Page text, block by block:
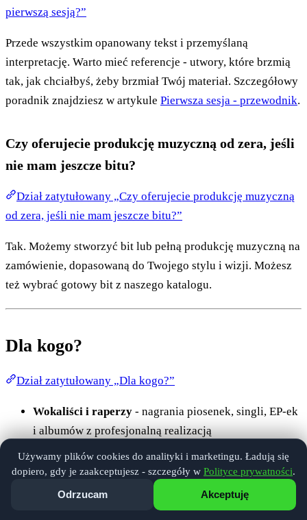
pierwszą sesją?”
Przede wszystkim opanowany tekst i przemyślaną
interpretację. Warto mieć referencje - utwory, które brzmią
tak, jak chciałbyś, żeby brzmiał Twój materiał. Szczegółowy
poradnik znajdziesz w artykule Pierwsza sesja - przewodnik.
Czy oferujecie produkcję muzyczną od zera, jeśli
nie mam jeszcze bitu?
Dział zatytułowany „Czy oferujecie produkcję muzyczną
od zera, jeśli nie mam jeszcze bitu?”
Tak. Możemy stworzyć bit lub pełną produkcję muzyczną na
zamówienie, dopasowaną do Twojego stylu i wizji. Możesz
też wybrać gotowy bit z naszego katalogu.
Dla kogo?
Dział zatytułowany „Dla kogo?”
Wokaliści i raperzy - nagrania piosenek, singli, EP-ek
i albumów z profesjonalną realizacją
Zespoły muzyczne- sesje nagraniowe z wieloma
instrumentami i produkcja materiału
Podcasterzy i lektorzy
- nagrania voice-over,
Używamy plików cookies do analityki i marketingu. Ładują się
dopiero, gdy je zaakceptujesz - szczegóły w Polityce prywatności.
Odrzucam Akceptuję